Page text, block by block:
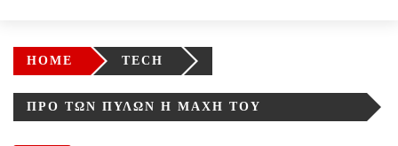
HOME TECH
ΠΡΟ ΤΩΝ ΠΥΛΏΝ Η ΜΆΧΗ ΤΟΥ